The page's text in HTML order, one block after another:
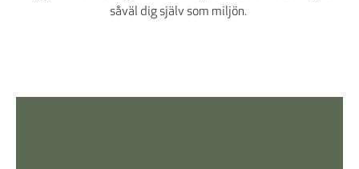
såväl dig själv som miljön.